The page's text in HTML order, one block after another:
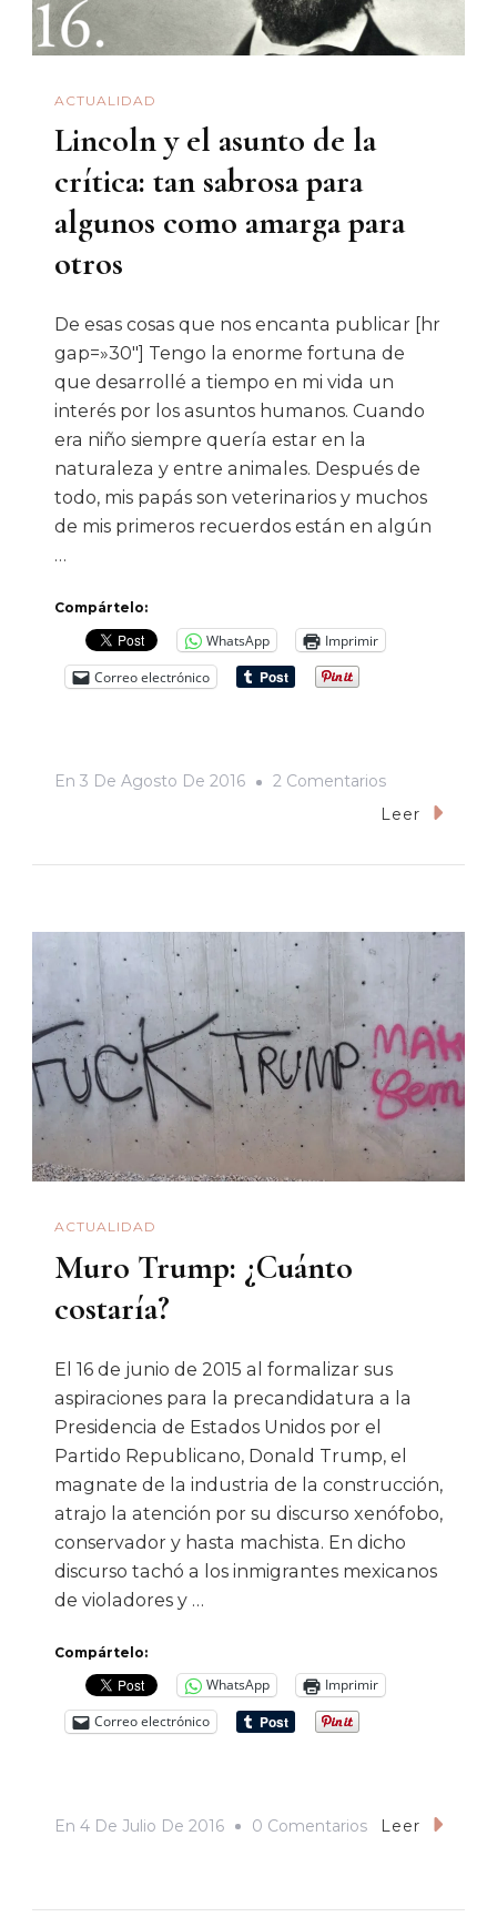
ACTUALIDAD
Lincoln y el asunto de la
crítica: tan sabrosa para
algunos como amarga para
otros
De esas cosas que nos encanta publicar [hr
gap=»30″] Tengo la enorme fortuna de
que desarrollé a tiempo en mi vida un
interés por los asuntos humanos. Cuando
era niño siempre quería estar en la
naturaleza y entre animales. Después de
todo, mis papás son veterinarios y muchos
de mis primeros recuerdos están en algún
…
Compártelo:
WhatsApp
Imprimir
Correo electrónico
En 3 De Agosto De 2016 2 ComentariosEn
Lincoln
De
Tan
Sabrosa
Para
Algunos
Leer
ACTUALIDAD
Muro Trump: ¿Cuánto
costaría?
El 16 de junio de 2015 al formalizar sus
aspiraciones para la precandidatura a la
Presidencia de Estados Unidos por el
Partido Republicano, Donald Trump, el
magnate de la industria de la construcción,
atrajo la atención por su discurso xenófobo,
conservador y hasta machista. En dicho
discurso tachó a los inmigrantes mexicanos
de violadores y …
Compártelo:
WhatsApp
Imprimir
Correo electrónico
En 4 De Julio De 2016 0 ComentariosEnLeer